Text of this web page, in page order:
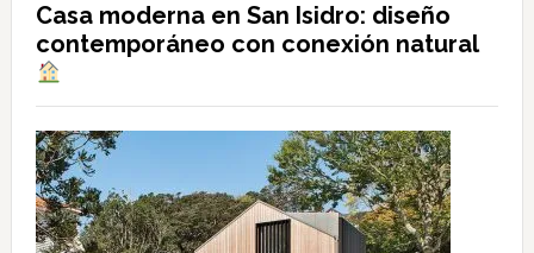
Casa moderna en San Isidro: diseño
contemporáneo con conexión natural